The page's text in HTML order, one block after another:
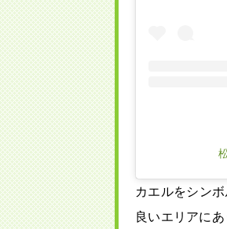
カエルをシン
良いエリアに